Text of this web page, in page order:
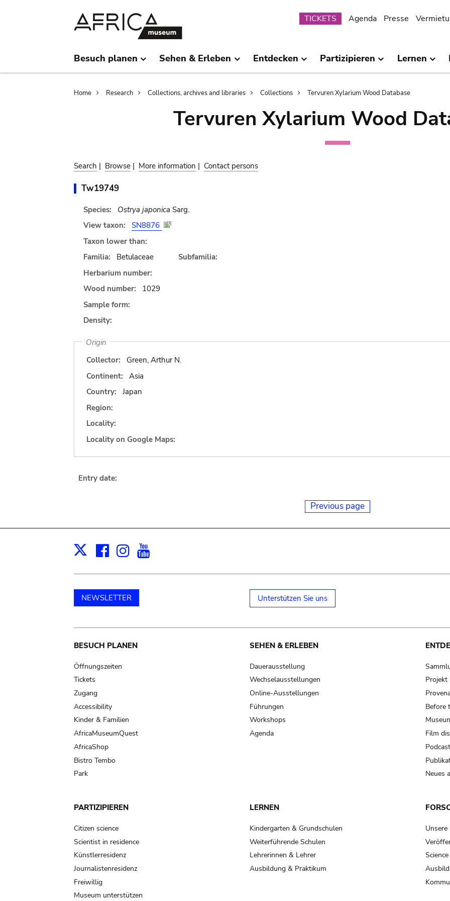
Submenu
TICKETS Agenda Presse
Besuch planen Sehen & Erleben Entdecken Partizipieren Lernen
Breadcrumb
Home Research Collections, archives and libraries Collections Tervuren Xylarium Wood Database
Tervuren Xylarium Wood
Search | Browse | More information | Contact persons
Tw19749
Species: Ostrya japonica Sarg.
View taxon:
SN8876
Taxon lower than:
Familia:
Betulaceae
Subfamilia:
Herbarium number:
Wood number:
1029
Sample form:
Density:
Origin
Collector:
Green, Arthur N.
Continent:
Asia
Country:
Japan
Region:
Locality:
Locality on Google Maps:
Entry date:
Previous page
X Facebook
Instagram
NEWSLETTER Unterstützen Sie uns
Main
navigation
BESUCH PLANEN
Öffnungszeiten
Tickets
Zugang
Accessibility
Kinder & Familien
AfricaMuseumQuest
AfricaShop
Bistro Tembo
Park
SEHEN & ERLEBEN
Dauerausstellung
Wechselausstellungen
Online-Ausstellungen
Führungen
Workshops
Agenda
Projekt
Before
Film
Neues
PARTIZIPIEREN
Citizen science
Scientist in residence
Künstlerresidenz
Journalistenresidenz
Freiwillig
Museum unterstützen
LERNEN
Kindergarten & Grundschulen
Weiterführende Schulen
Lehrerinnen & Lehrer
Ausbildung & Praktikum